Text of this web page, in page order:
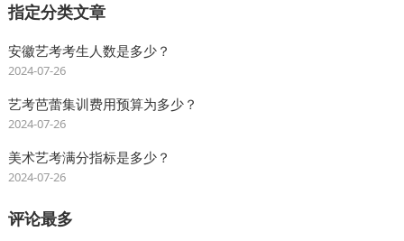
指定分类文章
安徽艺考考生人数是多少？
2024-07-26
艺考芭蕾集训费用预算为多少？
2024-07-26
美术艺考满分指标是多少？
2024-07-26
评论最多